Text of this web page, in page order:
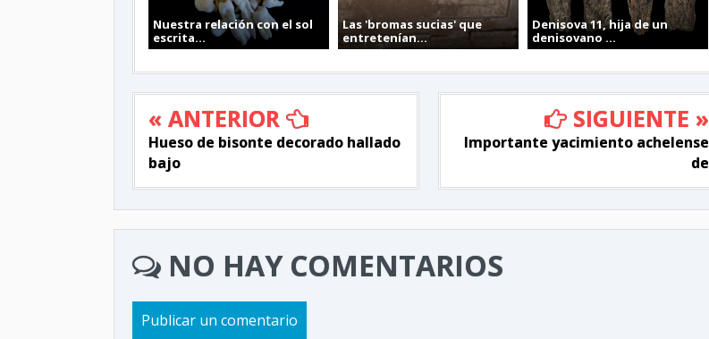
Nuestra relación con el sol
escrita...
Las 'bromas sucias' que
entretenían...
Denisova 11, hija de un
denisovano ...
« ANTERIOR
Hueso de bisonte decorado hallado
bajo
SIGUIENTE »
Importante yacimiento achelense
de
NO HAY COMENTARIOS
Publicar un comentario